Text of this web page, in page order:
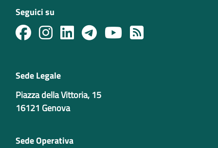
Seguici su
Sede Legale
Piazza della Vittoria, 15
16121 Genova
Sede Operativa